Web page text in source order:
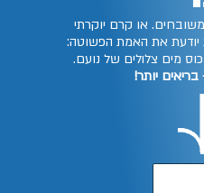
או קרם יוקרתי
את האמת הפשוטה:
מים צלולים של נועם.
יותר!